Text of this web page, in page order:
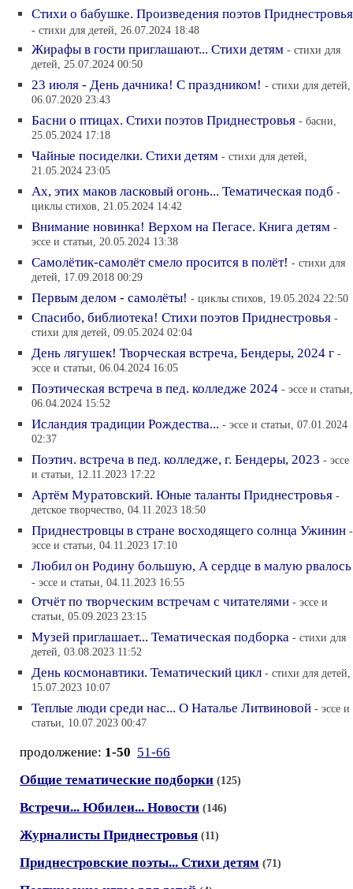
Стихи о бабушке. Произведения поэтов Приднестровья
- стихи для детей, 26.07.2024 18:48
Жирафы в гости приглашают... Стихи детям - стихи для
детей, 25.07.2024 00:50
23 июля - День дачника! С праздником! - стихи для детей,
06.07.2020 23:43
Басни о птицах. Стихи поэтов Приднестровья - басни,
25.05.2024 17:18
Чайные посиделки. Стихи детям - стихи для детей,
21.05.2024 23:05
Ах, этих маков ласковый огонь... Тематическая подб -
циклы стихов, 21.05.2024 14:42
Внимание новинка! Верхом на Пегасе. Книга детям -
эссе и статьи, 20.05.2024 13:38
Самолётик-самолёт смело просится в полёт! - стихи для
детей, 17.09.2018 00:29
Первым делом - самолёты! - циклы стихов, 19.05.2024 22:50
Спасибо, библиотека! Стихи поэтов Приднестровья -
стихи для детей, 09.05.2024 02:04
День лягушек! Творческая встреча, Бендеры, 2024 г -
эссе и статьи, 06.04.2024 16:05
Поэтическая встреча в пед. колледже 2024 - эссе и статьи,
06.04.2024 15:52
Исландия традиции Рождества... - эссе и статьи, 07.01.2024
02:37
Поэтич. встреча в пед. колледже, г. Бендеры, 2023 - эссе
и статьи, 12.11.2023 17:22
Артём Муратовский. Юные таланты Приднестровья -
детское творчество, 04.11.2023 18:50
Приднестровцы в стране восходящего солнца Ужинин -
эссе и статьи, 04.11.2023 17:10
Любил он Родину большую, А сердце в малую рвалось
- эссе и статьи, 04.11.2023 16:55
Отчёт по творческим встречам с читателями - эссе и
статьи, 05.09.2023 23:15
Музей приглашает... Тематическая подборка - стихи для
детей, 03.08.2023 11:52
День космонавтики. Тематический цикл - стихи для детей,
15.07.2023 10:07
Теплые люди среди нас... О Наталье Литвиновой - эссе и
статьи, 10.07.2023 00:47
продолжение: 1-50 51-66
Общие тематические подборки (125)
Встречи... Юбилеи... Новости (146)
Журналисты Приднестровья (11)
Приднестровские поэты... Стихи детям (71)